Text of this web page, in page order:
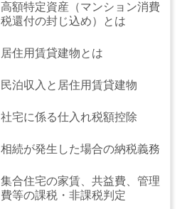
高額特定資産（マンション消費
税還付の封じ込め）とは
居住用賃貸建物とは
民泊収入と居住用賃貸建物
社宅に係る仕入れ税額控除
相続が発生した場合の納税義務
集合住宅の家賃、共益費、管理
費等の課税・非課税判定